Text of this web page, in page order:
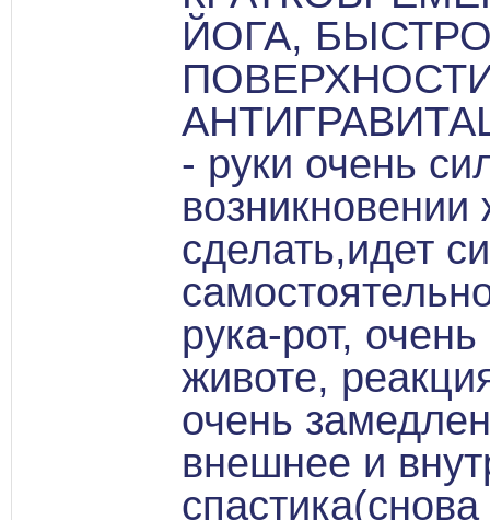
ЙОГА,
- руки очень
сделать,идет
рука-рот,
животе,
очень
внешнее и